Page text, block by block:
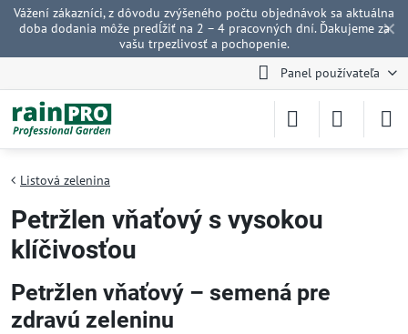
✕
Vážení zákazníci, z dôvodu zvýšeného počtu objednávok sa aktuálna
doba dodania môže predĺžiť na 2 – 4 pracovných dní. Ďakujeme za
vašu trpezlivosť a pochopenie.
Panel používateľa
Listová zelenina
Petržlen vňaťový s vysokou
klíčivosťou
Petržlen vňaťový – semená pre
zdravú zeleninu